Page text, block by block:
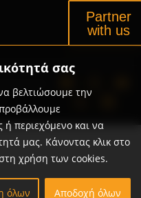
σας
βελτιώσουμε την
ή περιεχόμενο και να
μας. Κάνοντας κλικ στο
χρήση των cookies.
όλων Αποδοχή όλων
Partner
with us